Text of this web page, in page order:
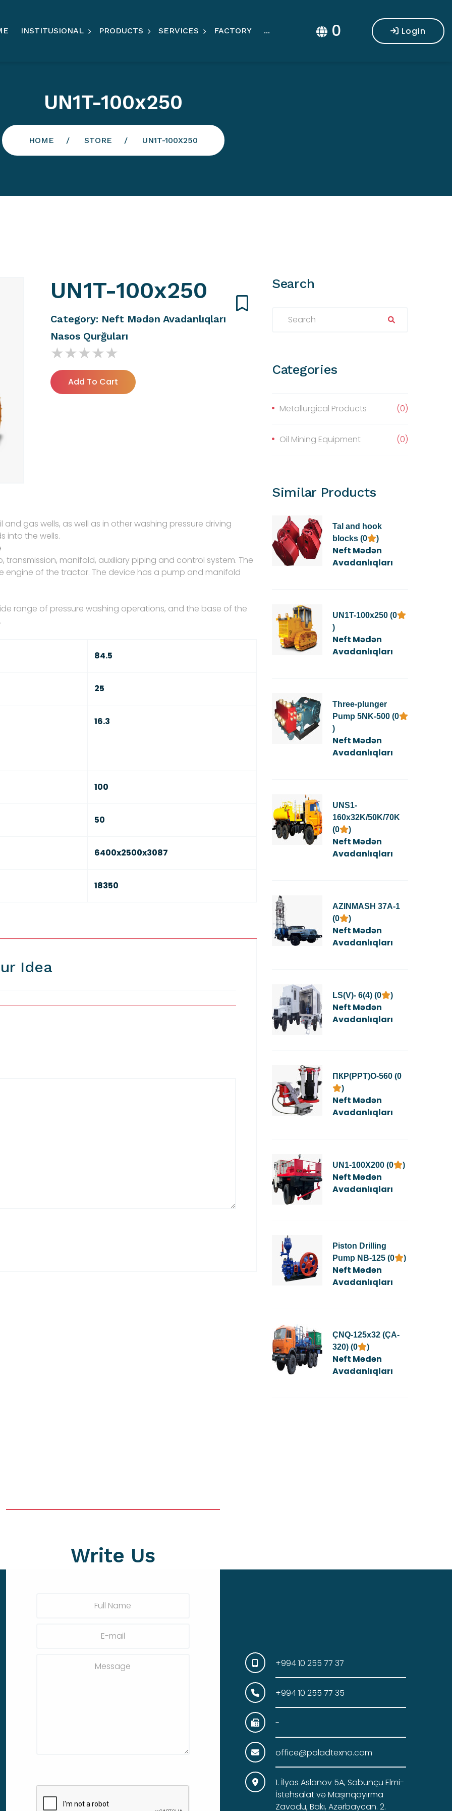
INSTITUSIONAL PRODUCTS SERVICES FACTORY ... 0 Login
UN1T-100x250
HOME STORE UN1T-100X250
UN1T-100x250
Category: Neft Mədən Avadanlıqları
Nasos Qurğuları
0
)
★★★★★
Add To Cart
gas wells, as well as in other washing pressure driving
into the wells.
manifold, auxiliary piping and control system. The
of the tractor. The device has a pump and manifold
range of pressure washing operations, and the base of the
84.5
25
16.3
100
50
6400x2500x3087
18350
Idea
Search
Categories
Metallurgical Products (0)
Oil Mining Equipment (0)
Similar Products
Tal and hook
blocks (0
)
Neft Mədən
Avadanlıqları
UN1T-100x250 (0
)
Neft Mədən
Avadanlıqları
Three-plunger
Pump 5NK-500 (0
)
Neft Mədən
Avadanlıqları
UNS1-
160x32K/50K/70K
(0
)
Neft Mədən
Avadanlıqları
AZINMASH 37A-1
(0
)
Neft Mədən
Avadanlıqları
LS(V)- 6(4) (0 )
Neft Mədən
Avadanlıqları
ПКР(PPT)О-560 (0
)
Neft Mədən
Avadanlıqları
UN1-100X200 (0 )
Neft Mədən
Avadanlıqları
Piston Drilling
Pump NB-125 (0
)
Neft Mədən
Avadanlıqları
ÇNQ-125x32 (ÇA-
320) (0
)
Neft Mədən
Avadanlıqları
Write Us
+994 10 255 77 37
+994 10 255 77 35
-
office@poladtexno.com
1. İlyas Aslanov 5A, Sabunçu Elmi-
İstehsalat və Maşınqayırma
Zavodu, Bakı, Azərbaycan. 2.